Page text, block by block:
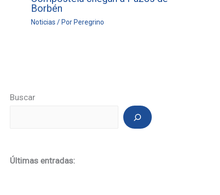
Borbén
Noticias / Por Peregrino
Buscar
Últimas entradas: